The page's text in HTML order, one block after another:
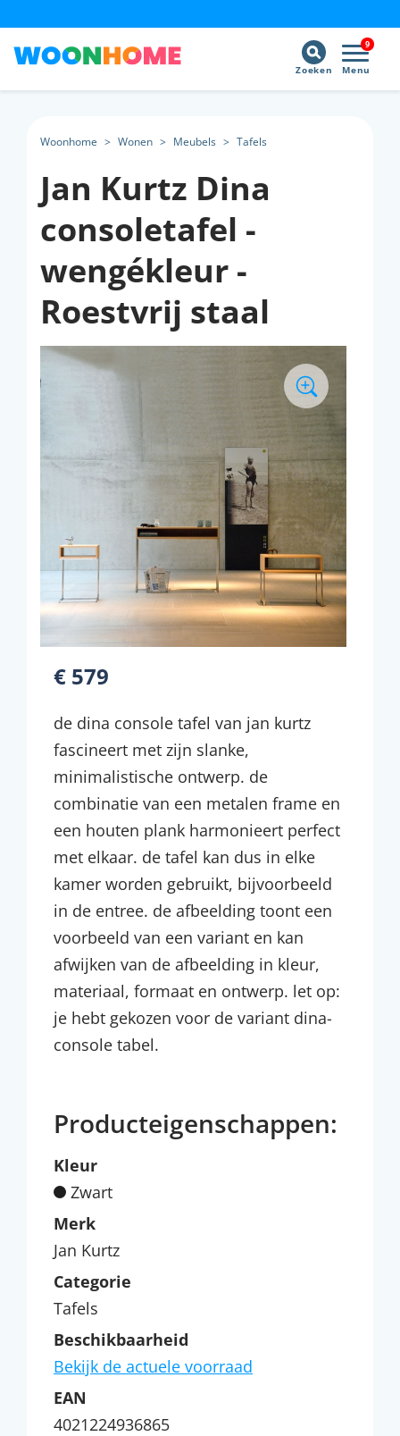
9
Menu
Zoeken
Woonhome > Wonen > Meubels > Tafels
Jan Kurtz Dina
consoletafel -
wengékleur -
Roestvrij staal
€ 579
de dina console tafel van jan kurtz
fascineert met zijn slanke,
minimalistische ontwerp. de
combinatie van een metalen frame en
een houten plank harmonieert perfect
met elkaar. de tafel kan dus in elke
kamer worden gebruikt, bijvoorbeeld
in de entree. de afbeelding toont een
voorbeeld van een variant en kan
afwijken van de afbeelding in kleur,
materiaal, formaat en ontwerp. let op:
je hebt gekozen voor de variant dina-
console tabel.
Producteigenschappen:
Kleur
Zwart
Merk
Jan Kurtz
Categorie
Tafels
Beschikbaarheid
Bekijk de actuele voorraad
EAN
4021224936865